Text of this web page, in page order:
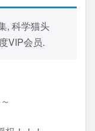
, 科学猫头
VIP会员.